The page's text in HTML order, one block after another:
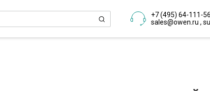
+7 (495) 64-111-
sales@owen.ru ,